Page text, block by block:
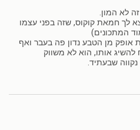
לא המון.
לך חמאת קוקוס, שזה בפני עצמו
המתכונים)
אופק מן הטבע נדון פה בעבר ואף
להשיג אותו, הוא לא משווק
נקווה שבעתיד.